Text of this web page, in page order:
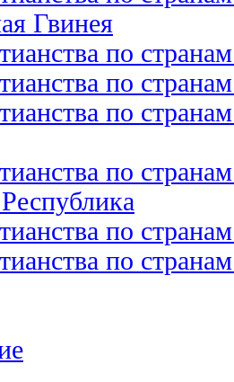
Гвинея
по
по
по
по
по
по